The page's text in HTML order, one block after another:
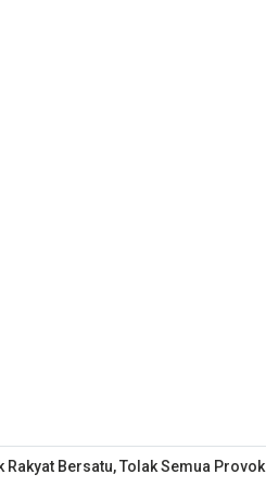
Rakyat Bersatu, Tolak Semua